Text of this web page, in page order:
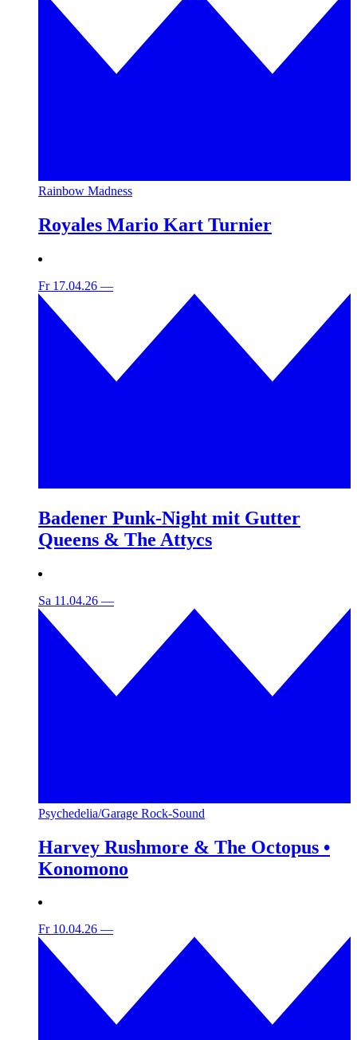
Rainbow Madness
Royales Mario Kart Turnier
Fr 17.04.26 —
Badener Punk-Night mit Gutter
Queens & The Attycs
Sa 11.04.26 —
Psychedelia/Garage Rock-Sound
Harvey Rushmore & The Octopus •
Konomono
Fr 10.04.26 —